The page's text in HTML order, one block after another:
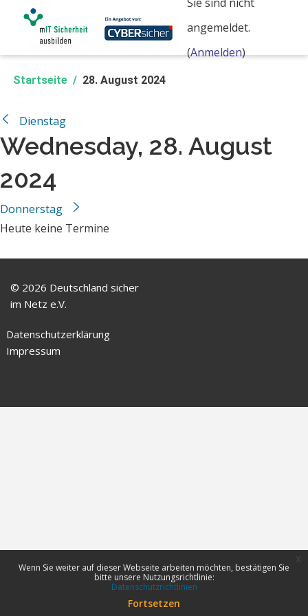
Zum Hauptinhalt
angemeldet.
(Anmelden)
Startseite 28. August 2024
← Dienstag
Wednesday, 28. August
2024
Donnerstag
→
Heute keine Termine
Navigation überspringen
© 2026 Deutschland sicher
im Netz e.V.
Datenschutzerklärung
Impressum
Wenn Sie weiter auf dieser Webseite arbeiten möchten, bestätigen Sie
bitte unsere Nutzungsrichtlinie:
Datenschutzrichtlinien
Fortsetzen